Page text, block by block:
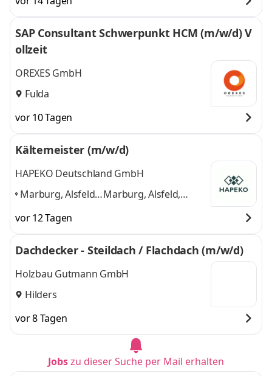
SAP Consultant Schwerpunkt HCM (m/w/d) V
ollzeit
OREXES GmbH
Fulda
vor 10 Tagen
Kältemeister (m/w/d)
HAPEKO Deutschland GmbH
Marburg, Alsfeld,
Wetzlar,
Butzbach,
Marburg, Alsfeld,
weitere
vor 12 Tagen
Dachdecker - Steildach / Flachdach (m/w/d)
Holzbau Gutmann GmbH
Hilders
vor 8 Tagen
Jobszu dieser Suche per Mail erhalten